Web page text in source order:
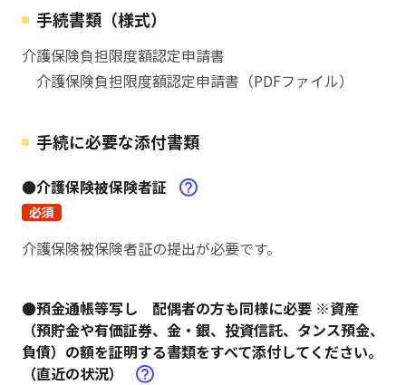
手続書類（様式）
介護保険負担限度額認定申請書
介護保険負担限度額認定申請書（PDFファイル）
手続に必要な添付書類
●介護保険被保険者証
必須
介護保険被保険者証の提出が必要です。
●預金通帳等写し 配偶者の方も同様に必要 ※資産
（預貯金や有価証券、金・銀、投資信託、タンス預金、
負債）の額を証明する書類をすべて添付してください。
（直近の状況）